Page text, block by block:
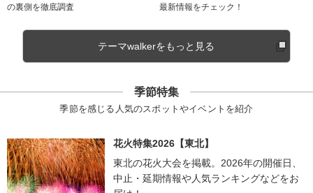
の裏側を徹底調査
最新情報をチェック！
テーマwalkerをもっと見る
季節特集
季節を感じる人気のスポットやイベントを紹介
花火特集2026【東北】
東北の花火大会を掲載。2026年の開催日、
中止・延期情報や人気ランキングなどをお